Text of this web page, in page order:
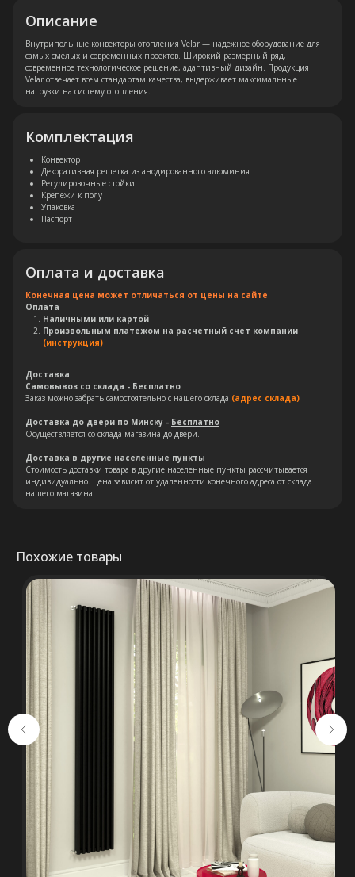
Описание
Внутрипольные конвекторы отопления Velar — надежное оборудование для
самых смелых и современных проектов. Широкий размерный ряд,
современное технологическое решение, адаптивный дизайн. Продукция
Velar отвечает всем стандартам качества, выдерживает максимальные
нагрузки на систему отопления.
Комплектация
Конвектор
Декоративная решетка из анодированного алюминия
Регулировочные стойки
Крепежи к полу
Упаковка
Паспорт
Оплата и доставка
Конечная цена может отличаться от цены на сайте
Оплата
Наличными или картой
Произвольным платежом на расчетный счет компании
(инструкция)
Доставка
Самовывоз со склада - Бесплатно
Заказ можно забрать самостоятельно с нашего склада (адрес склада)
Доставка до двери по Минску - Бесплатно
Осуществляется со склада магазина до двери.
Доставка в другие населенные пункты
Стоимость доставки товара в другие населенные пункты рассчитывается
индивидуально. Цена зависит от удаленности конечного адреса от склада
нашего магазина.
Похожие товары
Остались вопросы?
Оставьте свои контакты. Наш
специалист свяжется с Вами в
кратчайшие сроки. Мы знаем
насколько важно сделать
правильный выбор.
+375 (29) 652 34 03
ООО «ТермоАльянс», РБ, 220062, г.
Минск пр-т Победителей 131, оф.68 УНП
692071529, р/с BY38 ALFA 3012 2327
5000 2027 0000, в ЗАО «Альфа-Банк»,
код ALFABY2X, 220013 г. Минск, ул.
Сурганова, 43-47